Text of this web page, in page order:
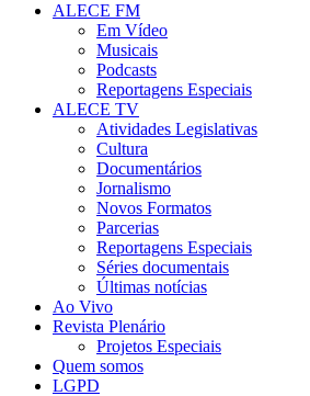
ALECE FM
Em Vídeo
Musicais
Podcasts
Reportagens Especiais
ALECE TV
Atividades Legislativas
Cultura
Documentários
Jornalismo
Novos Formatos
Parcerias
Reportagens Especiais
Séries documentais
Últimas notícias
Ao Vivo
Revista Plenário
Projetos Especiais
Quem somos
LGPD